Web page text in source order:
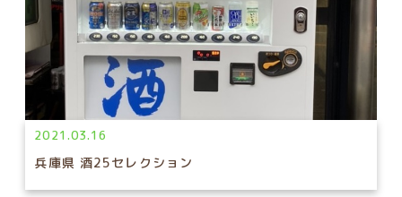
2021.03.16
兵庫県 酒25セレクション